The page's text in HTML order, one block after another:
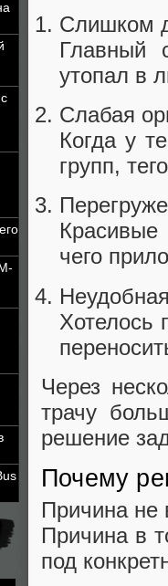
Слишком
Главный
утопал в
Слабая
Когда у
групп,
чего
Хотелось
Через
трачу
решение
Почему
Причина не
Причина в
под